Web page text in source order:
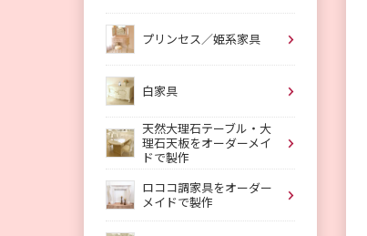
プリンセス／姫系家具
白家具
天然大理石テーブル・大
理石天板をオーダーメイ
ドで製作
ロココ調家具をオーダー
メイドで製作